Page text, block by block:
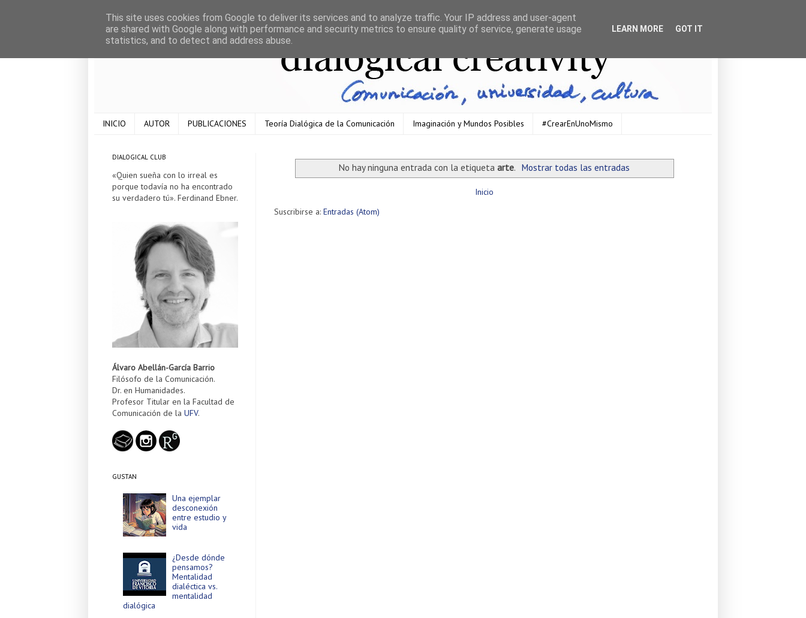
INICIO AUTOR PUBLICACIONES Teoría Dialógica de la Comunicación Imaginación y Mundos Posibles #CrearEnUnoMismo
No hay ninguna entrada con la etiqueta arte. Mostrar todas las entradas
Inicio
Suscribirse a: Entradas (Atom)
DIALOGICAL CLUB
«Quien sueña con lo irreal es
porque todavía no ha encontrado
su verdadero tú». Ferdinand Ebner.
Álvaro Abellán-García Barrio
Filósofo de la Comunicación.
Dr. en Humanidades.
Profesor Titular en la Facultad de
Comunicación de la UFV.
GUSTAN
Una ejemplar
desconexión
entre estudio y
vida
¿Desde dónde
pensamos?
Mentalidad
dialéctica vs.
mentalidad
dialógica
This site uses cookies from Google to deliver its services and to analyze traffic. Your IP address and user-agent
are shared with Google along with performance and security metrics to ensure quality of service, generate usage
statistics, and to detect and address abuse.
LEARN MORE GOT IT